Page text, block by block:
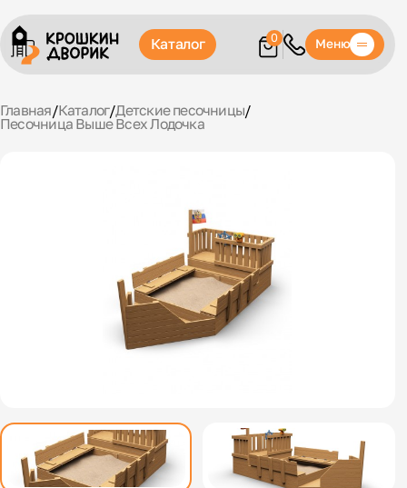
Каталог 0 Меню
Главная/Каталог/Детские песочницы/
Песочница Выше Всех Лодочка